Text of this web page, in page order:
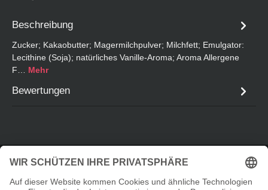
Beschreibung
Zucker; Kakaobutter; Magermilchpulver; Milchfett; Emulgator:
Lecithine (Soja); natürliches Vanille-Aroma; Aroma Allergene
F… Mehr
Bewertungen
Service-Hotline